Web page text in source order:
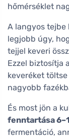
hőmérséklet
A langyos tejbe
legjobb úgy,
tejjel keveri
Ezzel biztosítja
keveréket
nagyobb
És most jön a
fenntartása
fermentáció,